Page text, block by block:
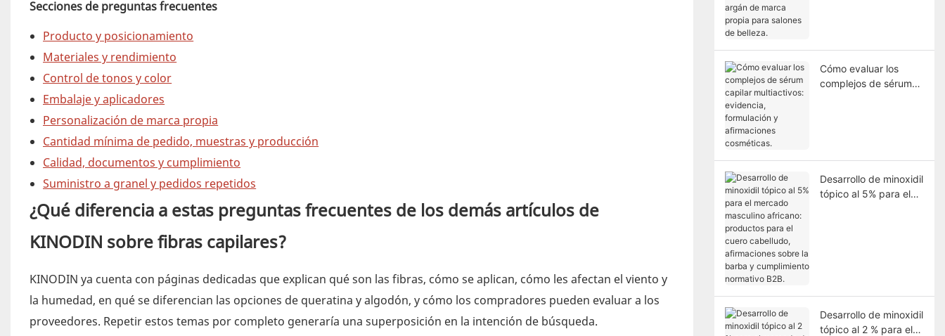
Secciones de preguntas frecuentes
Producto y posicionamiento
Materiales y rendimiento
Control de tonos y color
Embalaje y aplicadores
Personalización de marca propia
Cantidad mínima de pedido, muestras y producción
Calidad, documentos y cumplimiento
Suministro a granel y pedidos repetidos
¿Qué diferencia a estas preguntas frecuentes de los demás artículos de
KINODIN sobre fibras capilares?
KINODIN ya cuenta con páginas dedicadas que explican qué son las fibras, cómo se aplican, cómo les afectan el viento y
la humedad, en qué se diferencian las opciones de queratina y algodón, y cómo los compradores pueden evaluar a los
proveedores. Repetir estos temas por completo generaría una superposición en la intención de búsqueda.
Cómo evaluar los
complejos de sérum
Desarrollo de minoxidil
tópico al 5% para el
normativo B2B.
Desarrollo de minoxidil
tópico al 2 % para el